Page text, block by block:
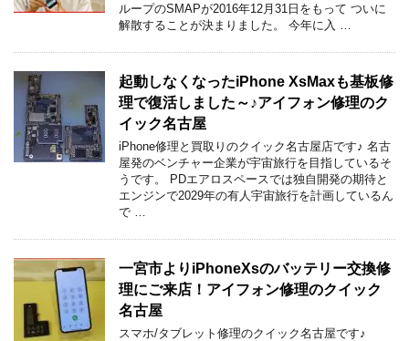
ループのSMAPが2016年12月31日をもって ついに
解散することが決まりました。 今年に入 …
起動しなくなったiPhone XsMaxも基板修
理で復活しました～♪アイフォン修理のク
イック名古屋
iPhone修理と買取りのクイック名古屋店です♪ 名古
屋発のベンチャー企業が宇宙旅行を目指しているそ
うです。 PDエアロスペースでは独自開発の期待と
エンジンで2029年の有人宇宙旅行を計画しているん
で …
一宮市よりiPhoneXsのバッテリー交換修
理にご来店！アイフォン修理のクイック
名古屋
スマホ/タブレット修理のクイック名古屋です♪